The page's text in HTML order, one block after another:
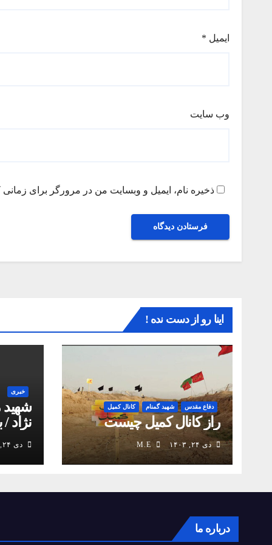
ایمیل *
وب‌ سایت
ذخیره نام، ایمیل و وبسایت من در مرورگر برای
اینا رو از دست نده !
دفاع مقدس شهید گمنام کانال کمیل
راز کانال کمیل چیست
دی ۲۴, ۱۴۰۳ M.E
خبری
نژاد
دی ۲۴, ۱۴۰۳
درباره ما